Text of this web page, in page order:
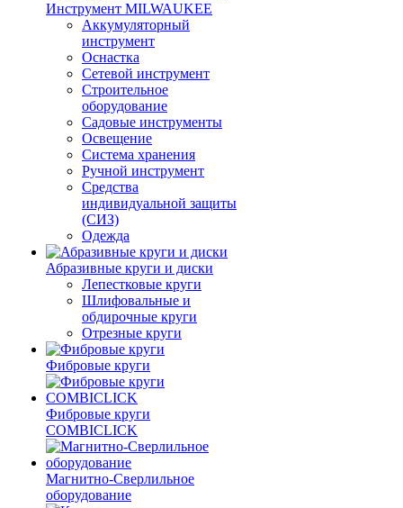
Инструмент MILWAUKEE
Аккумуляторный
инструмент
Оснастка
Сетевой инструмент
Строительное
оборудование
Садовые инструменты
Освещение
Система хранения
Ручной инструмент
Средства
индивидуальной защиты
(СИЗ)
Одежда
Абразивные круги и диски
Лепестковые круги
Шлифовальные и
обдирочные круги
Отрезные круги
Фибровые круги
Фибровые круги
COMBICLICK
Магнитно-Сверлильное
оборудование